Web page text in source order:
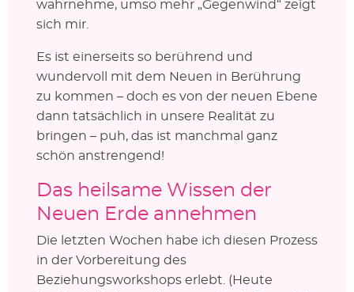
wahrnehme, umso mehr „Gegenwind“ zeigt
sich mir.
Es ist einerseits so berührend und
wundervoll mit dem Neuen in Berührung
zu kommen – doch es von der neuen Ebene
dann tatsächlich in unsere Realität zu
bringen – puh, das ist manchmal ganz
schön anstrengend!
Das heilsame Wissen der
Neuen Erde annehmen
Die letzten Wochen habe ich diesen Prozess
in der Vorbereitung des
Beziehungsworkshops erlebt. (Heute